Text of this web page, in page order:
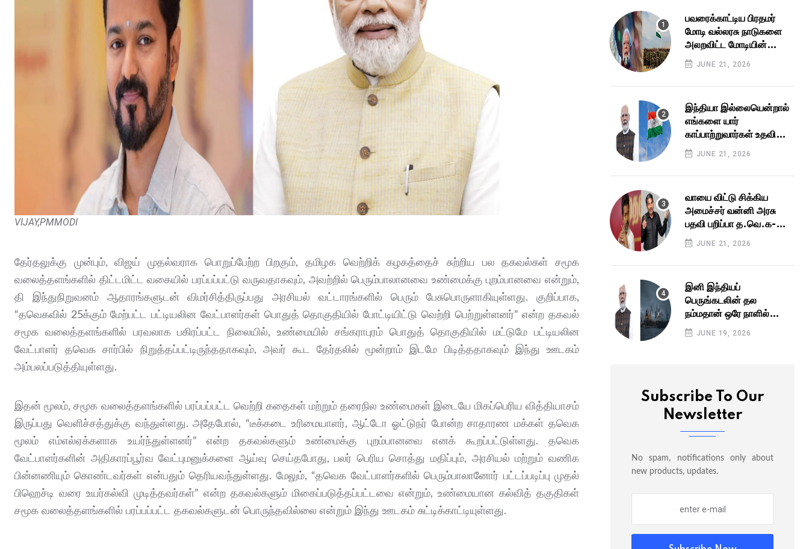
VIJAY,PMMODI
தேர்தலுக்கு முன்பும், விஜய் முதல்வராக பொறுப்பேற்ற பிறகும், தமிழக வெற்றிக் கழகத்தைச் சுற்றிய பல தகவல்கள் சமூக
வலைத்தளங்களில் திட்டமிட்ட வகையில் பரப்பப்பட்டு வருவதாகவும், அவற்றில் பெரும்பாலானவை உண்மைக்கு புறம்பானவை என்றும்,
தி இந்துநிறுவனம் ஆதாரங்களுடன் விமர்சித்திருப்பது அரசியல் வட்டாரங்களில் பெரும் பேசுபொருளாகியுள்ளது. குறிப்பாக,
“தவெகவில் 25க்கும் மேற்பட்ட பட்டியலின வேட்பாளர்கள் பொதுத் தொகுதியில் போட்டியிட்டு வெற்றி பெற்றுள்ளனர்” என்ற தகவல்
சமூக வலைத்தளங்களில் பரவலாக பகிரப்பட்ட நிலையில், உண்மையில் சங்கராபுரம் பொதுத் தொகுதியில் மட்டுமே பட்டியலின
வேட்பாளர் தவெக சார்பில் நிறுத்தப்பட்டிருந்ததாகவும், அவர் கூட தேர்தலில் மூன்றாம் இடமே பிடித்ததாகவும் இந்து ஊடகம்
அம்பலப்படுத்தியுள்ளது.
இதன் மூலம், சமூக வலைத்தளங்களில் பரப்பப்பட்ட வெற்றி கதைகள் மற்றும் தரைநில உண்மைகள் இடையே மிகப்பெரிய வித்தியாசம்
இருப்பது வெளிச்சத்துக்கு வந்துள்ளது. அதேபோல், “டீக்கடை உரிமையாளர், ஆட்டோ ஓட்டுநர் போன்ற சாதாரண மக்கள் தவெக
மூலம் எம்எல்ஏக்களாக உயர்ந்துள்ளனர்” என்ற தகவல்களும் உண்மைக்கு புறம்பானவை எனக் கூறப்பட்டுள்ளது. தவெக
வேட்பாளர்களின் அதிகாரப்பூர்வ வேட்புமனுக்களை ஆய்வு செய்தபோது, பலர் பெரிய சொத்து மதிப்பும், அரசியல் மற்றும் வணிக
பின்னணியும் கொண்டவர்கள் என்பதும் தெரியவந்துள்ளது. மேலும், “தவெக வேட்பாளர்களில் பெரும்பாலானோர் பட்டப்படிப்பு முதல்
பிஹெச்டி வரை உயர்கல்வி முடித்தவர்கள்” என்ற தகவல்களும் மிகைப்படுத்தப்பட்டவை என்றும், உண்மையான கல்வித் தகுதிகள்
சமூக வலைத்தளங்களில் பரப்பப்பட்ட தகவல்களுடன் பொருந்தவில்லை என்றும் இந்து ஊடகம் சுட்டிக்காட்டியுள்ளது.
பவரைக்காட்டிய பிரதமர்
மோடி வல்லரசு நாடுகளை
அலறவிட்ட மோடியின்
ராணுவப் புரட்சி பாதுகாப்புத்
துறையின் அசுர விஸ்வரூபம்
JUNE 21, 2026
இந்தியா இல்லையென்றால்
எங்களை யார்
காப்பாற்றுவார்கள் உதவி
கேட்டு கெஞ்சிய
பாலஸ்தீனம் களமிறங்கிய
மோடி அரசு
JUNE 21, 2026
வாயை விட்டு சிக்கிய
அமைச்சர் வன்னி அரசு
பதவி பறிப்பா த.வெ.க-வில்
உச்சகட்ட பரபரப்பு விஜய்
தலைமைக்கு
தலைவலியான வி.சி.க
JUNE 21, 2026
இனி இந்தியப்
பெருங்கடலின் தல
நம்மதான் ஒரே நாளில்
இறங்கிய 3 ராட்சசன்கள்
இனி நோ என்ட்ரி மீறினா
JUNE 19, 2026
Subscribe To Our
Newsletter
No spam, notifications only about
new products, updates.